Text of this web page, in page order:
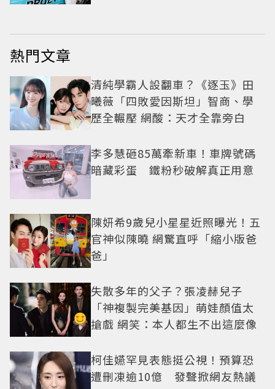
熱門文章
清純學霸人設翻車？《逐玉》田
曦薇「四敗愛因斯坦」智商、學
歷全輾壓 網酸：天才全靠旁白
李多慧砸85萬牽新車！車牌號碼
暗藏彩蛋 鐵粉秒破解真正用意
陳妍希9歲兒小星星近照曝光！五
官神似陳曉 網驚直呼「縮小版爸
爸」
失散多年的父子？張凌赫兒子
「神複製完美基因」萌娃顏值太
搶戲 網笑：本人都生不出這麼像
柯佳嬿罕見表態挺公視！預算恐
遭刪凍逾10億 發聲掀網友熱議